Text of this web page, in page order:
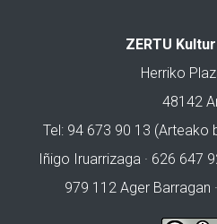
ZERTU
Herriko
48142
Tel: 94 673 90 13 (Arteako
Iñigo Iruarrizaga · 626 647
979 112 Ager Barragan ·